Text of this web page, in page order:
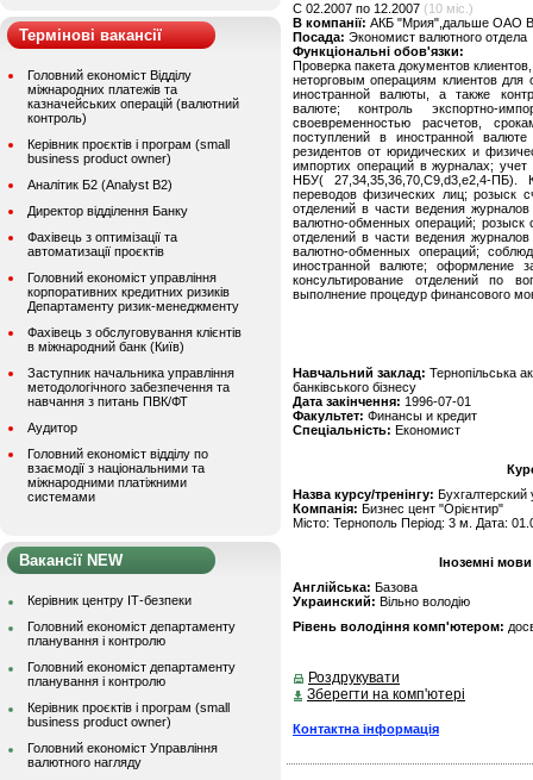
Термінові вакансії
Головний економіст Відділу
міжнародних платежів та
казначейських операцій (валютний
контроль)
Керівник проєктів і програм (small
business product owner)
Аналітик Б2 (Analyst B2)
Директор відділення Банку
Фахівець з оптимізації та
автоматизації проєктів
Головний економіст управління
корпоративних кредитних ризиків
Департаменту ризик-менеджменту
Фахівець з обслуговування клієнтів
в міжнародний банк (Київ)
Заступник начальника управління
методологічного забезпечення та
навчання з питань ПВК/ФТ
Аудитор
Головний економіст відділу по
взаємодії з національними та
міжнародними платіжними
системами
Вакансії NEW
Керівник центру ІТ-безпеки
Головний економіст департаменту
планування і контролю
Головний економіст департаменту
планування і контролю
Керівник проєктів і програм (small
business product owner)
Головний економіст Управління
валютного нагляду
C 02.2007 по 12.2007 (10 міс.)
В компанії: АКБ "Мрия",дальше ОАО
Посада: Экономист валютного отдела
Функціональні обов'язки:
Проверка пакета документов
неторговым операциям клиентов для
иностранной валюты, а также
валюте; контроль экспортно-
своевременностью расчетов,
поступлений в иностранной
резидентов от юридических и
импортих операций в журналах;
НБУ( 27,34,35,36,70,С9,d3,e2,4-ПБ).
переводов физических лиц; розыск
отделений в части ведения
валютно-обменных операций; розыск
отделений в части ведения
валютно-обменных операций;
иностранной валюте; оформление
консультирование отделений по
выполнение процедур финансового
Навчальний заклад: Тернопільська
банківського бізнесу
Дата закінчення: 1996-07-01
Факультет: Финансы и кредит
Спеціальність: Економист
Назва курсу/тренінгу: Бухгалтерский
Компанія: Бизнес цент "Орієнтир"
Місто: Тернополь Період: 3 м. Дата:
Іноземні
Англійська: Базова
Украинский: Вільно володію
Рівень володіння комп'ютером:
Роздрукувати
Зберегти на комп'ютері
Контактна інформація